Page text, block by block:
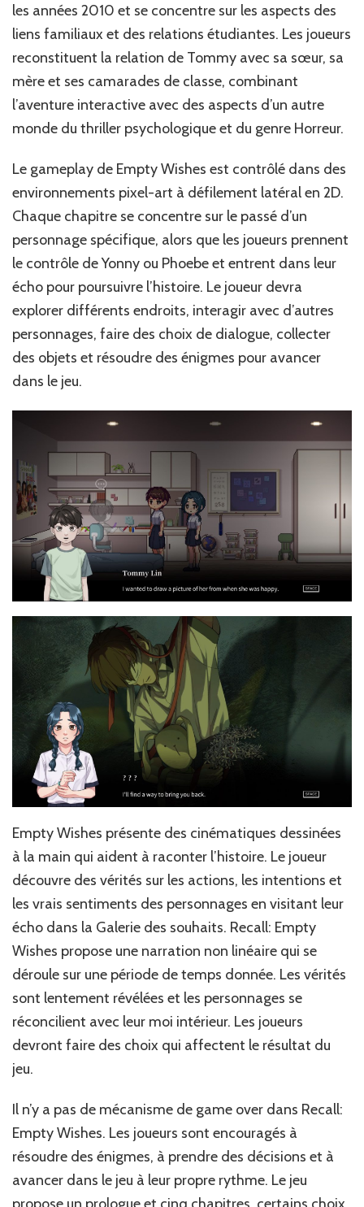
les années 2010 et se concentre sur les aspects des
liens familiaux et des relations étudiantes. Les joueurs
reconstituent la relation de Tommy avec sa sœur, sa
mère et ses camarades de classe, combinant
l’aventure interactive avec des aspects d’un autre
monde du thriller psychologique et du genre Horreur.‎
Le gameplay de Empty Wishes est contrôlé dans des
environnements pixel-art à défilement latéral en 2D.
Chaque chapitre se concentre sur le passé d’un
personnage spécifique, alors que les joueurs prennent
le contrôle de Yonny ou Phoebe et entrent dans leur
écho pour poursuivre l’histoire. Le joueur devra
explorer différents endroits, interagir avec d’autres
personnages, faire des choix de dialogue, collecter
des objets et résoudre des énigmes pour avancer
dans le jeu.‎
Empty Wishes présente des cinématiques dessinées
à la main qui aident à raconter l’histoire. Le joueur
découvre des vérités sur les actions, les intentions et
les vrais sentiments des personnages en visitant leur
écho dans la Galerie des souhaits. Recall: Empty
Wishes propose une narration non linéaire qui se
déroule sur une période de temps donnée. Les vérités
sont lentement révélées et les personnages se
réconcilient avec leur moi intérieur. Les joueurs
devront faire des choix qui affectent le résultat du
jeu.‎
‎Il n’y a pas de mécanisme de game over dans Recall:
Empty Wishes. Les joueurs sont encouragés à
résoudre des énigmes, à prendre des décisions et à
avancer dans le jeu à leur propre rythme. Le jeu